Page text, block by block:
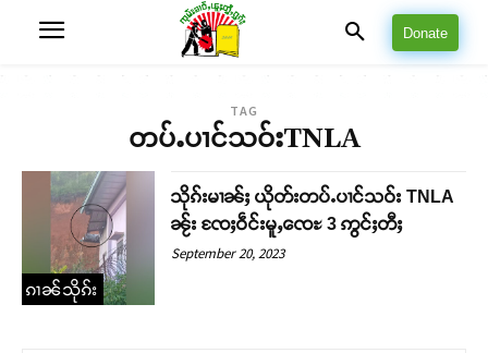
Donate
TAG
တပ်ႉပၢင်သဝ်းTNLA
ၵၢၼ်သိုၵ်း
သိုၵ်းမၢၼ်ႈ ယိုတ်းတပ်ႉပၢင်သဝ်း TNLA
ၼႂ်း ၸႄႈဝဵင်းမူႇၸေႊ 3 ဢွင်ႈတီႈ
September 20, 2023